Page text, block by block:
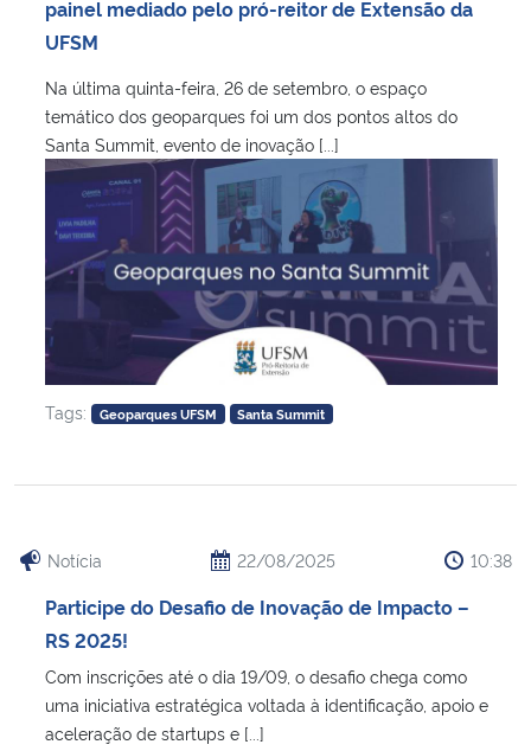
painel mediado pelo pró-reitor de Extensão da
UFSM
Na última quinta-feira, 26 de setembro, o espaço
temático dos geoparques foi um dos pontos altos do
Santa Summit, evento de inovação [...]
Tags: Geoparques UFSM Santa Summit
Notícia 22/08/2025 10:38
Participe do Desafio de Inovação de Impacto –
RS 2025!
Com inscrições até o dia 19/09, o desafio chega como
uma iniciativa estratégica voltada à identificação, apoio e
aceleração de startups e [...]